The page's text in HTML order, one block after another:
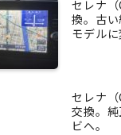
セレナ
換。古
モデルに
セレナ
交換。
ビへ。